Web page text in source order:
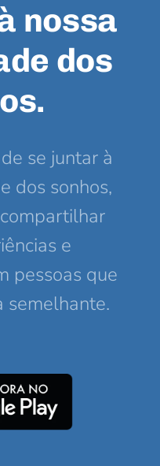
nossa
dos
se juntar à
dos sonhos,
e
pessoas que
semelhante.